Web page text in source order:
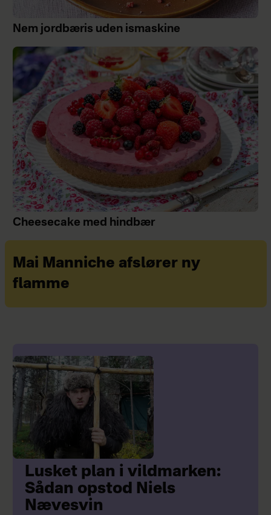
Nem jordbæris uden ismaskine
Cheesecake med hindbær
Mai Manniche afslører ny
flamme
Lusket plan i vildmarken:
Sådan opstod Niels
Nævesvin